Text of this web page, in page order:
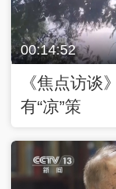
00:14:52
《焦点访谈
有“凉”策